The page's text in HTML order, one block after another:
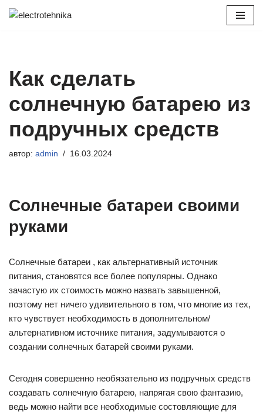
Как сделать
солнечную батарею из
подручных средств
автор: admin 16.03.2024
Солнечные батареи своими
руками
Солнечные батареи , как альтернативный источник
питания, становятся все более популярны. Однако
зачастую их стоимость можно назвать завышенной,
поэтому нет ничего удивительного в том, что многие из тех,
кто чувствует необходимость в дополнительном/
альтернативном источнике питания, задумываются о
создании солнечных батарей своими руками.
Сегодня совершенно необязательно из подручных средств
создавать солнечную батарею, напрягая свою фантазию,
ведь можно найти все необходимые состовляющие для